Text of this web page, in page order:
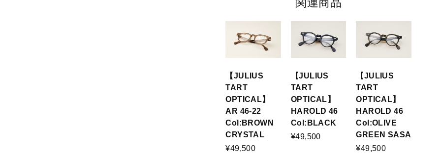
【JULIUS
TART
OPTICAL】
AR 46-22
Col:BROWN
CRYSTAL
¥49,500
【JULIUS
TART
OPTICAL】
HAROLD 46
Col:BLACK
¥49,500
【JULIUS
TART
OPTICAL】
HAROLD 46
Col:OLIVE
GREEN SASA
¥49,500